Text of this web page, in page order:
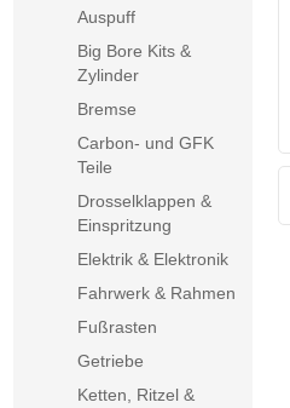
Auspuff
Big Bore Kits &
Zylinder
Bremse
Carbon- und GFK
Teile
Drosselklappen &
Einspritzung
Elektrik & Elektronik
Fahrwerk & Rahmen
Fußrasten
Getriebe
Ketten, Ritzel &